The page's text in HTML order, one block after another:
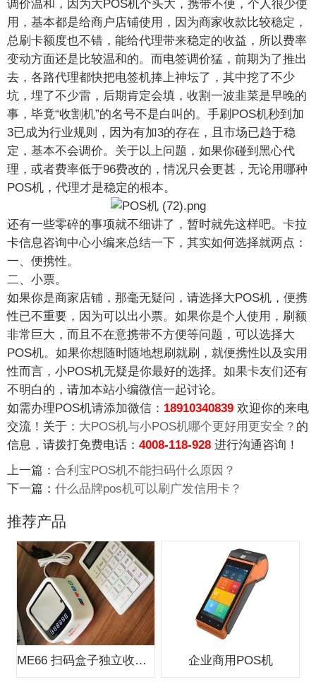
调价温和，因为大POS机个头大，携带不便，个人很少使
用，基本都是给商户店铺使用，因为商家收款比较稳定，
总刷卡额度也不错，能给代理带来稳定的收益，所以费率
变动方面还是比较温和的。而电签调价猛，前期为了推出
去，各路代理都快把电签机捧上神坛了，其中挖了不少
坑，埋了不少雷，后期肯定会填，收割一波韭菜是早晚的
事，毕竟“收割机”的名号不是白叫的。手刷POS机秒到加
3已成为行业规则，因为有加3的存在，且市场已趋于稳
定，基本不会调价。关于以上问题，如果你碰到黑心代
理，或者费率低于96费改的，情况只会更甚，无论用哪种
POS机，代理才是稳定的根本。
还有一些零碎的事项就不细讲了，暂时就先这样吧。卡拉
卡信息咨询中心小编来总结一下，其实如何选择就两点：
一、便携性。
二、小票。
如果你是商家店铺，那毫无疑问，请选择大POS机，便携
性已不重要，因为可以出小票。如果你是个人使用，刷额
非常巨大，而且不在意携带不方便等问题，可以选择大
POS机。如果你想随时随地想刷就刷，就便携性以及实用
性而言，小POS机无疑是你最好的选择。如果卡友们还有
不明白的，请加本站小编微信一起讨论。
如需办理POS机请添加微信： 18910340839 欢迎你的来电
交流！关于： 大POS机与小POS机哪个更好用更安全？ 的
信息，请拨打免费电话： 4008-118-928 进行沟通咨询！
上一篇： 合利宝POS机不能扫码什么原因？
下一篇： 什么品牌pos机可以刷广发信用卡？
推荐产品
ME66 扫码盒子独立收款支付盒子 企业商用POS机